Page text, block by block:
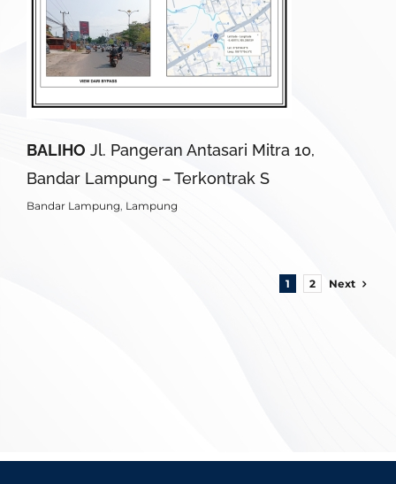
BALIHO Jl. Pangeran Antasari Mitra 10,
Bandar Lampung – Terkontrak S
Bandar Lampung Lampung
1 2 Next